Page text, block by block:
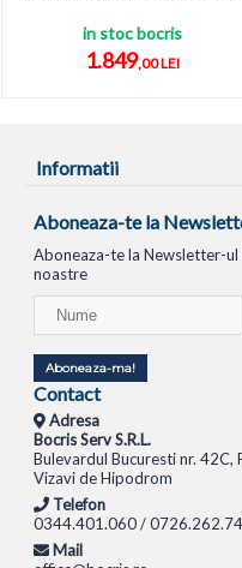
in stoc bocris
1.849,00 LEI
Informatii
Aboneaza-te la
Aboneaza-te la Newsletter-ul
noastre
Aboneaza-ma!
Contact
Adresa
Bocris Serv S.R.L.
Bulevardul Bucuresti nr. 42C,
Vizavi de Hipodrom
Telefon
0344.401.060 /
Mail